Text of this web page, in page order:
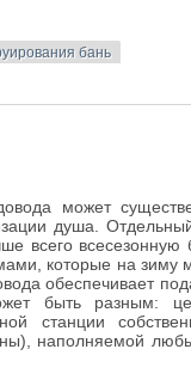
бань
может
душа.
всего
которые на зиму
обеспечивает
быть разным:
станции
наполняемой